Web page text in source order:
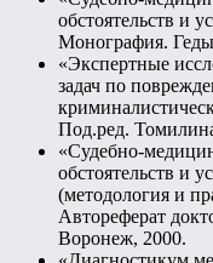
обстоятельств и
Монография.
«Экспертные
задач по
Под.ред.
«Судебно-
обстоятельств и
(методология и
Автореферат
Воронеж, 2000.